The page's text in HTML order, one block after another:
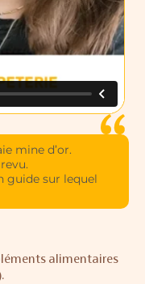
mine d’or.
guide sur lequel
alimentaires